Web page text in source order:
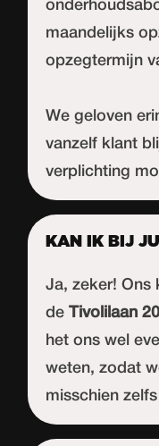
maandelijks
opzegtermijn
We geloven
vanzelf klant
verplichting
KAN IK BIJ
Ja, zeker! Ons
deTivolilaan
het ons wel
weten, zodat
misschien